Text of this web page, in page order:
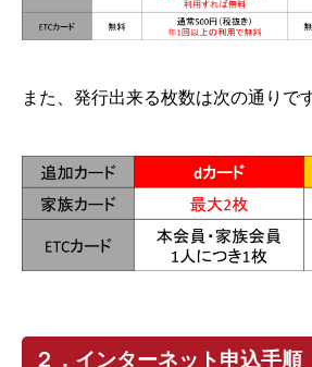
また、発行出来る枚数は次の通りです
２．インターネット申込手順